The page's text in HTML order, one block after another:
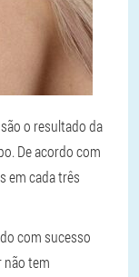
o resultado da
De acordo com
em cada três
com sucesso
tem